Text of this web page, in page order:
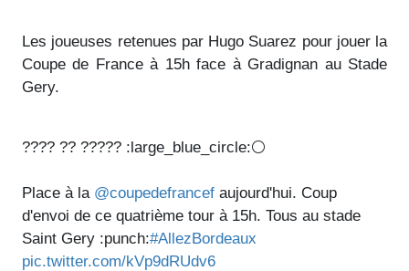
Les joueuses retenues par Hugo Suarez pour jouer la
Coupe de France à 15h face à Gradignan au Stade
Gery.
???? ?? ????? :large_blue_circle:⚪️
Place à la @coupedefrancef aujourd'hui. Coup
d'envoi de ce quatrième tour à 15h. Tous au stade
Saint Gery :punch:#AllezBordeaux
pic.twitter.com/kVp9dRUdv6